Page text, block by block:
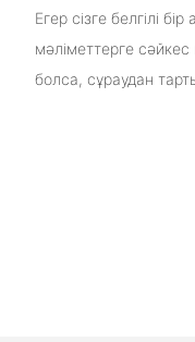
Егер сізге белгілі
мәліметтерге
болса, сұраудан